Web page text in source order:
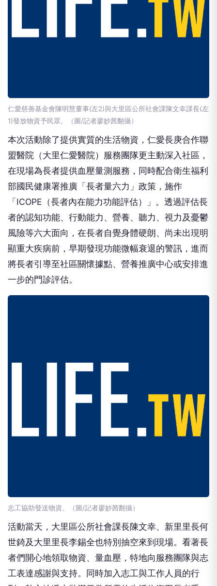
仁愛慈善基金會陳明慧董事(左2)與大里區公所社會課陳文幸課長(左
1)發放物資予民眾。（圖/記者廖妙茜翻攝）
本次活動除了提供實質的生活物資，仁愛長庚合作聯
盟醫院（大里仁愛醫院）服務團隊更主動深入社區，
在現場為長者提供血壓量測服務，同時配合衛生福利
部國民健康署推廣「長者量六力」政策，施作
「ICOPE（長者內在能力功能評估）」。透過評估長
者的認知功能、行動能力、營養、聽力、視力及憂鬱
風險等六大面向，在長者自覺身體硬朗、尚未出現明
顯重大疾病前，早期發現功能微幅衰退的警訊，進而
將長者引導至社區關懷據點、營養推廣中心或安排進
一步的門診評估。
志工協助發送物資。（圖/記者廖妙茜翻攝）
活動當天，大里區公所社會課長陳文幸、新里里長何
世錡及大里里長李錫全也特別抽空來到現場。看著長
者們開心地領取物資、量血壓，特地向服務團隊與志
工表達感謝與支持。同時加入志工與工作人員的行